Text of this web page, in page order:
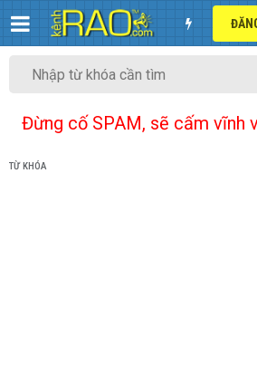
Đừng cố SPAM, sẽ cấm vĩnh
TỪ KHÓA